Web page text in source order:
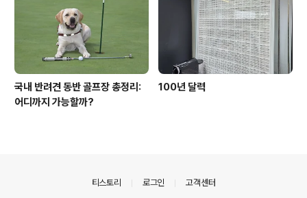
국내 반려견 동반 골프장 총정리:
어디까지 가능할까?
100년 달력
티스토리 로그인 고객센터